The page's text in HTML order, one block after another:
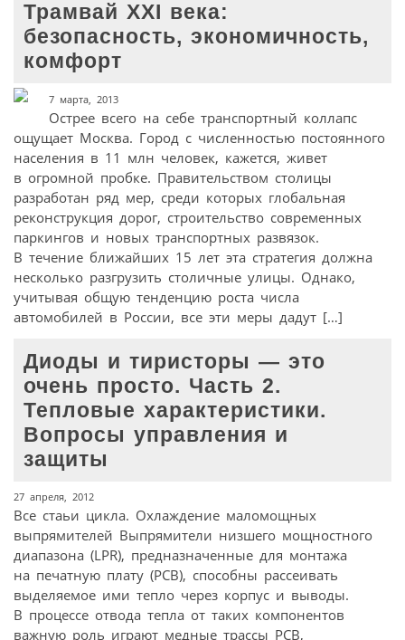
Трамвай XXI века:
безопасность, экономичность,
комфорт
7 марта, 2013
Острее всего на себе транспортный коллапс
ощущает Москва. Город с численностью постоянного
населения в 11 млн человек, кажется, живет
в огромной пробке. Правительством столицы
разработан ряд мер, среди которых глобальная
реконструкция дорог, строительство современных
паркингов и новых транспортных развязок.
В течение ближайших 15 лет эта стратегия должна
несколько разгрузить столичные улицы. Однако,
учитывая общую тенденцию роста числа
автомобилей в России, все эти меры дадут […]
Диоды и тиристоры — это
очень просто. Часть 2.
Тепловые характеристики.
Вопросы управления и
защиты
27 апреля, 2012
Все стаьи цикла. Охлаждение маломощных
выпрямителей Выпрямители низшего мощностного
диапазона (LPR), предназначенные для монтажа
на печатную плату (PCB), способны рассеивать
выделяемое ими тепло через корпус и выводы.
В процессе отвода тепла от таких компонентов
важную роль играют медные трассы PCB,